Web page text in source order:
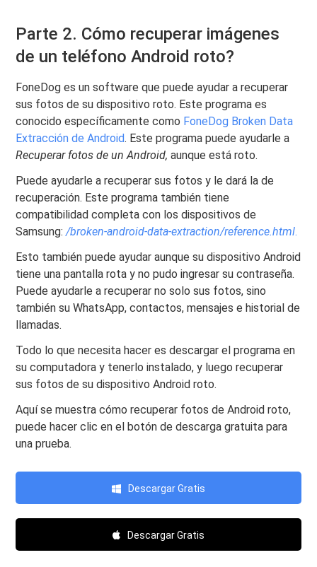
Parte 2. Cómo recuperar imágenes
de un teléfono Android roto?
FoneDog es un software que puede ayudar a recuperar
sus fotos de su dispositivo roto. Este programa es
conocido específicamente como FoneDog Broken Data
Extracción de Android. Este programa puede ayudarle a
Recuperar fotos de un Android, aunque está roto.
Puede ayudarle a recuperar sus fotos y le dará la de
recuperación. Este programa también tiene
compatibilidad completa con los dispositivos de
Samsung:/broken-android-data-extraction/reference.html.
Esto también puede ayudar aunque su dispositivo Android
tiene una pantalla rota y no pudo ingresar su contraseña.
Puede ayudarle a recuperar no solo sus fotos, sino
también su WhatsApp, contactos, mensajes e historial de
llamadas.
Todo lo que necesita hacer es descargar el programa en
su computadora y tenerlo instalado, y luego recuperar
sus fotos de su dispositivo Android roto.
Aquí se muestra cómo recuperar fotos de Android roto,
puede hacer clic en el botón de descarga gratuita para
una prueba.
Descargar Gratis
Descargar Gratis